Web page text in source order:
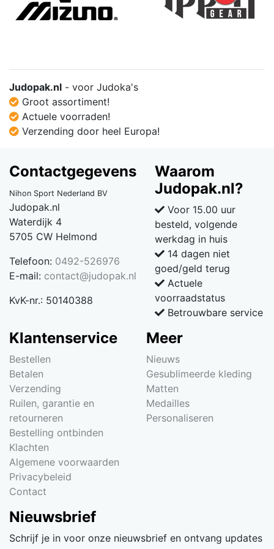
Judopak.nl - voor Judoka's
Groot assortiment!
Actuele voorraden!
Verzending door heel Europa!
Contactgegevens
Nihon Sport Nederland BV
Judopak.nl
Waterdijk 4
5705 CW Helmond
Telefoon: 0492-526976
E-mail: contact@judopak.nl
KvK-nr.: 50140388
Waarom
Judopak.nl?
Voor 15.00 uur
besteld, volgende
werkdag in huis
14 dagen niet
goed/geld terug
Actuele
voorraadstatus
Betrouwbare service
Klantenservice
Bestellen
Betalen
Verzending
Ruilen, garantie en
retourneren
Bestelling ontbinden
Klachten
Algemene voorwaarden
Privacybeleid
Contact
Meer
Nieuws
Gesublimeerde kleding
Matten
Medailles
Personaliseren
Nieuwsbrief
Schrijf je in voor onze nieuwsbrief en ontvang updates